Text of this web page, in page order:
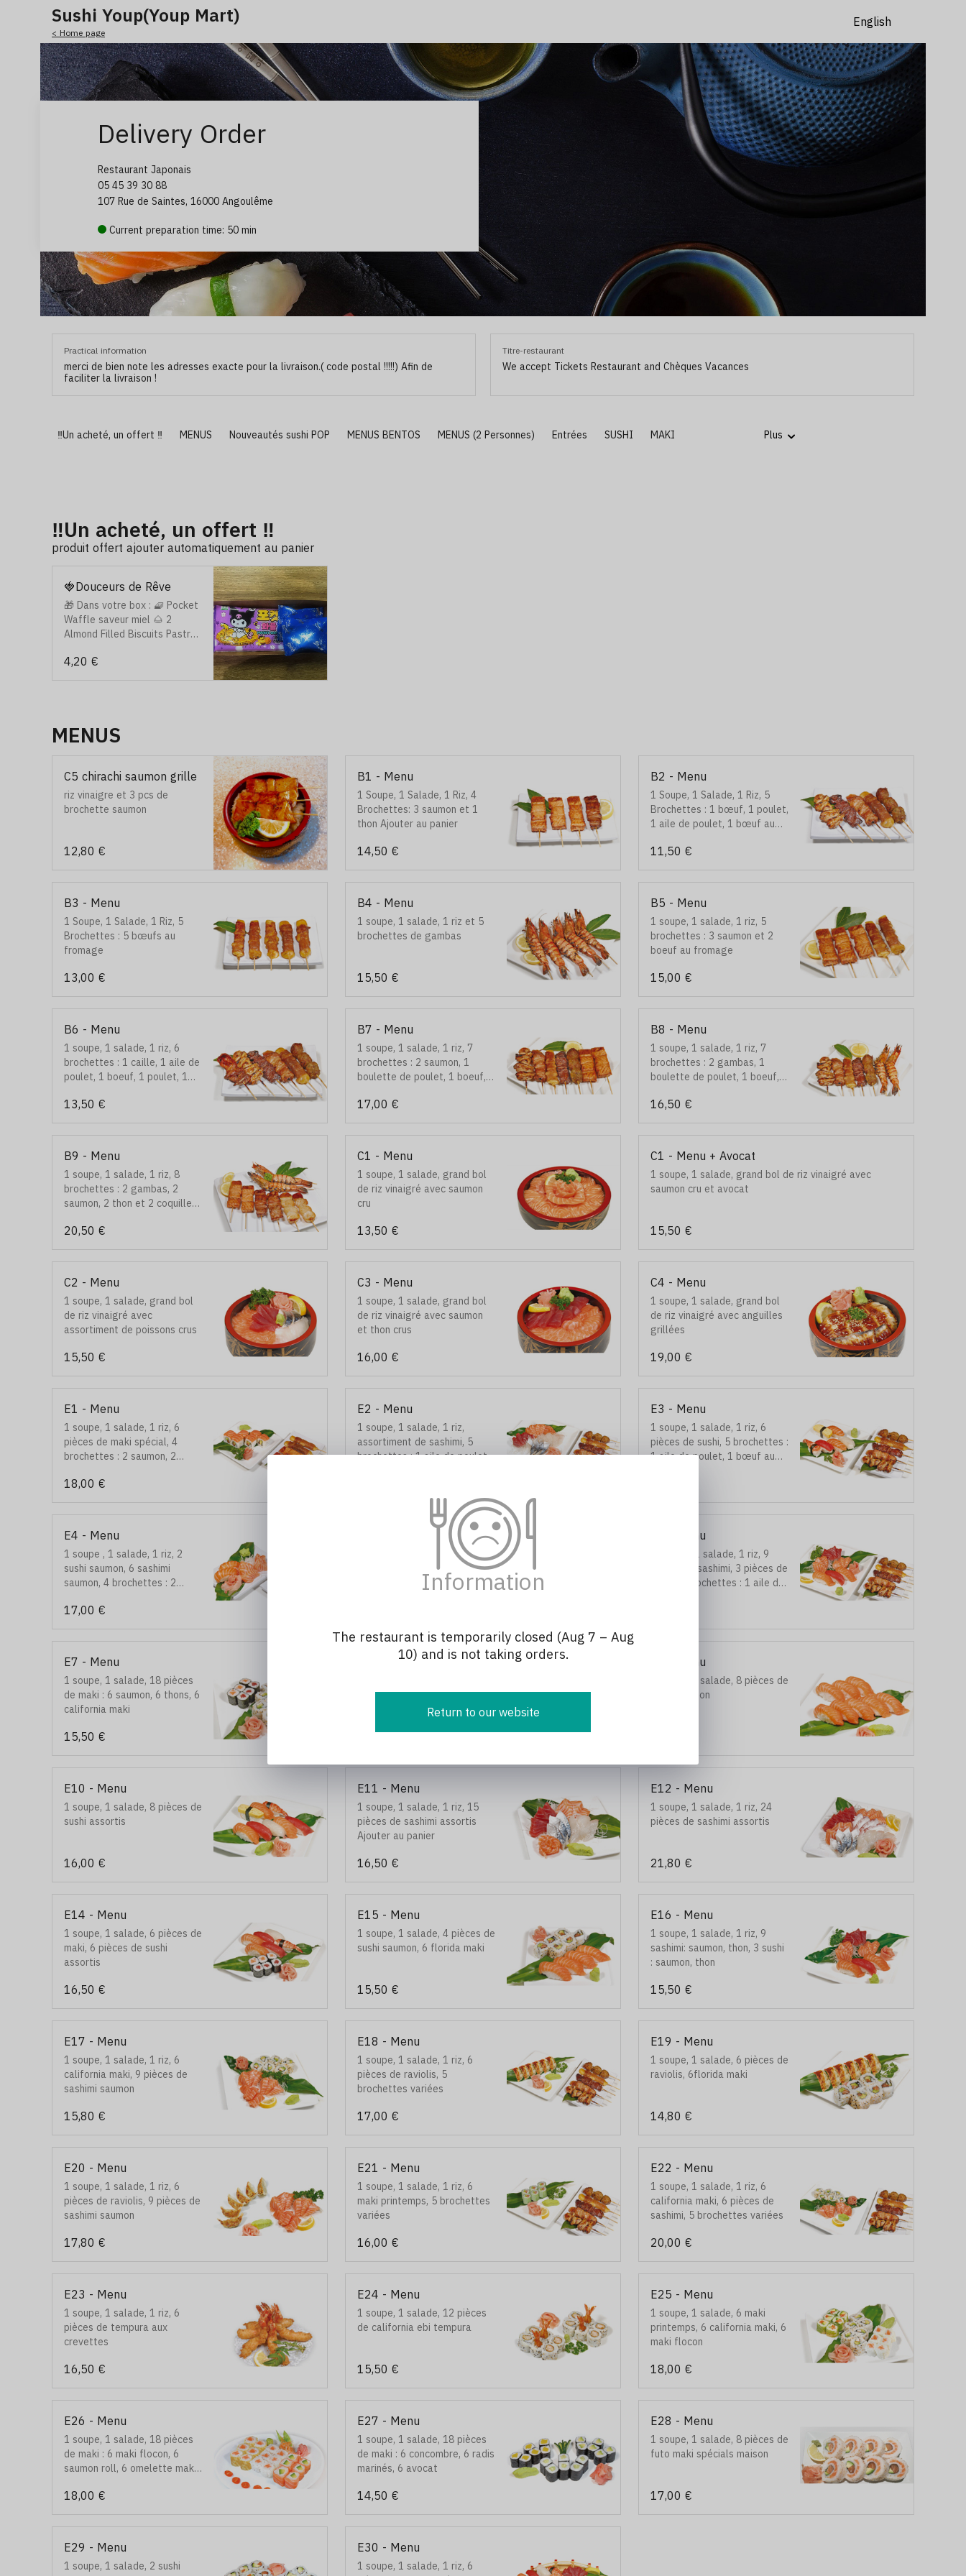
Sushi Youp(Youp Mart)
< Home page
Delivery Order
Restaurant Japonais
05 45 39 30 88
107 Rue de Saintes, 16000 Angoulême
Current preparation time: 50 min
Practical information
merci de bien note les adresses exacte pour la livraison.( code postal !!!!!) Afin de
faciliter la livraison !
Titre-restaurant
We accept Tickets Restaurant and Chèques Vacances
‼️Un acheté, un offert ‼️ MENUS Nouveautés sushi POP MENUS BENTOS MENUS (2 Personnes) Entrées SUSHI MAKI
Information
The restaurant is temporarily closed (Aug 7 – Aug
10) and is not taking orders.
Return to our website
‼️Un acheté, un offert ‼️
produit offert ajouter automatiquement au panier
🍓Douceurs de Rêve
🎁 Dans votre box : 🧇 Pocket
Waffle saveur miel 🌰 2
Almond Filled Biscuits Pastry
gourmande aux notes de miel
4,20 €
MENUS
C5 chirachi saumon grille
riz vinaigre et 3 pcs de
brochette saumon
12,80 €
B1 - Menu
1 Soupe, 1 Salade, 1 Riz, 4
Brochettes: 3 saumon et 1
thon Ajouter au panier
14,50 €
B2 - Menu
1 Soupe, 1 Salade, 1 Riz, 5
Brochettes : 1 bœuf, 1 poulet,
1 aile de poulet, 1 bœuf au
poulet
11,50 €
B3 - Menu
1 Soupe, 1 Salade, 1 Riz, 5
Brochettes : 5 bœufs au
fromage
13,00 €
B4 - Menu
1 soupe, 1 salade, 1 riz et 5
brochettes de gambas
15,50 €
B5 - Menu
1 soupe, 1 salade, 1 riz, 5
brochettes : 3 saumon et 2
boeuf au fromage
15,00 €
B6 - Menu
1 soupe, 1 salade, 1 riz, 6
brochettes : 1 caille, 1 aile de
poulet, 1 boeuf, 1 poulet, 1
boulette de poulet
13,50 €
B7 - Menu
1 soupe, 1 salade, 1 riz, 7
brochettes : 2 saumon, 1
boulette de poulet, 1 boeuf, 1
et 1 aile de poulet
17,00 €
B8 - Menu
1 soupe, 1 salade, 1 riz, 7
brochettes : 2 gambas, 1
boulette de poulet, 1 boeuf, 1
et 1 aile de poulet
16,50 €
B9 - Menu
1 soupe, 1 salade, 1 riz, 8
brochettes : 2 gambas, 2
saumon, 2 thon et 2 coquilles
20,50 €
C1 - Menu
1 soupe, 1 salade, grand bol
de riz vinaigré avec saumon
cru
13,50 €
C1 - Menu + Avocat
1 soupe, 1 salade, grand bol de riz vinaigré avec
saumon cru et avocat
15,50 €
C2 - Menu
1 soupe, 1 salade, grand bol
de riz vinaigré avec
assortiment de poissons crus
15,50 €
C3 - Menu
1 soupe, 1 salade, grand bol
de riz vinaigré avec saumon
et thon crus
16,00 €
C4 - Menu
1 soupe, 1 salade, grand bol
de riz vinaigré avec anguilles
grillées
19,00 €
E1 - Menu
1 soupe, 1 salade, 1 riz, 6
pièces de maki spécial, 4
brochettes : 2 saumon, 2
18,00 €
E2 - Menu
1 soupe, 1 salade, 1 riz,
assortiment de sashimi, 5
brochettes : 1 aile de poulet,
E3 - Menu
1 soupe, 1 salade, 1 riz, 6
pièces de sushi, 5 brochettes :
1 aile de poulet, 1 bœuf au
E4 - Menu
1 soupe , 1 salade, 1 riz, 2
sushi saumon, 6 sashimi
saumon, 4 brochettes : 2
et 1 boulette de poulet
17,00 €
1 soupe, 1 salade, 1 riz, 2
sushi saumon, 6 california
maki, 4 brochettes : 2 bœuf
E6 - Menu
1 soupe , 1 salade, 1 riz, 9
pièces de sashimi, 3 pièces de
sushi, 5 brochettes : 1 aile de
E7 - Menu
1 soupe, 1 salade, 18 pièces
de maki : 6 saumon, 6 thons, 6
california maki
15,50 €
E8 - Menu
de maki : 6 california maki, 6
15,00 €
E9 - Menu
1 soupe, 1 salade, 8 pièces de
sushi saumon
E10 - Menu
1 soupe, 1 salade, 8 pièces de
sushi assortis
16,00 €
E11 - Menu
1 soupe, 1 salade, 1 riz, 15
pièces de sashimi assortis
Ajouter au panier
16,50 €
E12 - Menu
1 soupe, 1 salade, 1 riz, 24
pièces de sashimi assortis
21,80 €
E14 - Menu
1 soupe, 1 salade, 6 pièces de
maki, 6 pièces de sushi
assortis
16,50 €
E15 - Menu
1 soupe, 1 salade, 4 pièces de
sushi saumon, 6 florida maki
15,50 €
E16 - Menu
1 soupe, 1 salade, 1 riz, 9
sashimi: saumon, thon, 3 sushi
: saumon, thon
15,50 €
E17 - Menu
1 soupe, 1 salade, 1 riz, 6
california maki, 9 pièces de
sashimi saumon
15,80 €
E18 - Menu
1 soupe, 1 salade, 1 riz, 6
pièces de raviolis, 5
brochettes variées
17,00 €
E19 - Menu
1 soupe, 1 salade, 6 pièces de
raviolis, 6florida maki
14,80 €
E20 - Menu
1 soupe, 1 salade, 1 riz, 6
pièces de raviolis, 9 pièces de
sashimi saumon
17,80 €
E21 - Menu
1 soupe, 1 salade, 1 riz, 6
maki printemps, 5 brochettes
variées
16,00 €
E22 - Menu
1 soupe, 1 salade, 1 riz, 6
california maki, 6 pièces de
sashimi, 5 brochettes variées
20,00 €
E23 - Menu
1 soupe, 1 salade, 1 riz, 6
pièces de tempura aux
crevettes
16,50 €
E24 - Menu
1 soupe, 1 salade, 12 pièces
de california ebi tempura
15,50 €
E25 - Menu
1 soupe, 1 salade, 6 maki
printemps, 6 california maki, 6
maki flocon
18,00 €
E26 - Menu
1 soupe, 1 salade, 18 pièces
de maki : 6 maki flocon, 6
saumon roll, 6 omelette maki
18,00 €
E27 - Menu
1 soupe, 1 salade, 18 pièces
de maki : 6 concombre, 6 radis
marinés, 6 avocat
14,50 €
E28 - Menu
1 soupe, 1 salade, 8 pièces de
futo maki spécials maison
17,00 €
E29 - Menu
1 soupe, 1 salade, 2 sushi
E30 - Menu
1 soupe, 1 salade, 1 riz, 6